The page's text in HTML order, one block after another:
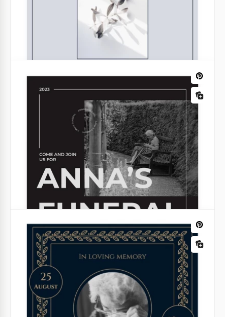
Ruhe inm Grau Trauerflyer
Einführung des ruhigen Grau-Bestattungs-Flyers,
der entworfen wurde, um Ihre geliebten Menschen
mit Würde zu ehren.
Google Slides